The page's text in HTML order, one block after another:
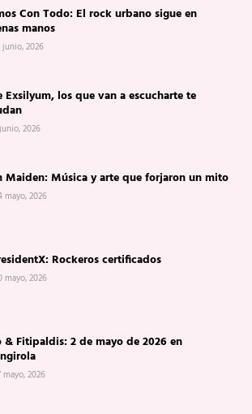
Con Todo: El rock urbano sigue en
manos
junio, 2026
Exsilyum, los que van a escucharte te
2026
Maiden: Música y arte que forjaron un mito
mayo, 2026
Rockeros certificados
mayo, 2026
& Fitipaldis: 2 de mayo de 2026 en
mayo, 2026